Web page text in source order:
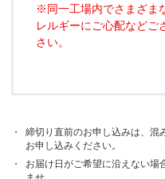
※同一工場内でさまざま
レルギーにご心配などご
さい。
・
締切り直前のお申し込みは、混
お申し込みください。
・
お届け日がご希望に沿えない場